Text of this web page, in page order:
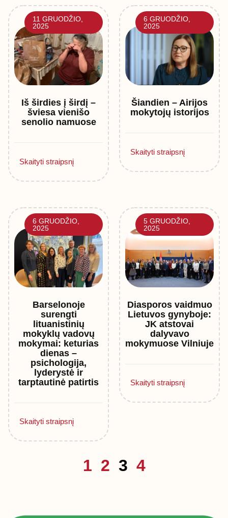
11 GRUODŽIO,
2025
Iš širdies į širdį –
šviesa vienišo
senolio namuose
Skaityti straipsnį
6 GRUODŽIO,
2025
Šiandien – Airijos
mokytojų istorijos
Skaityti straipsnį
6 GRUODŽIO,
2025
Barselonoje
surengti
lituanistinių
mokyklų vadovų
mokymai: keturias
dienas –
psichologija,
lyderystė ir
tarptautinė patirtis
Skaityti straipsnį
5 GRUODŽIO,
2025
Diasporos vaidmuo
Lietuvos gynyboje:
JK atstovai
dalyvavo
mokymuose Vilniuje
Skaityti straipsnį
1 2 3 4